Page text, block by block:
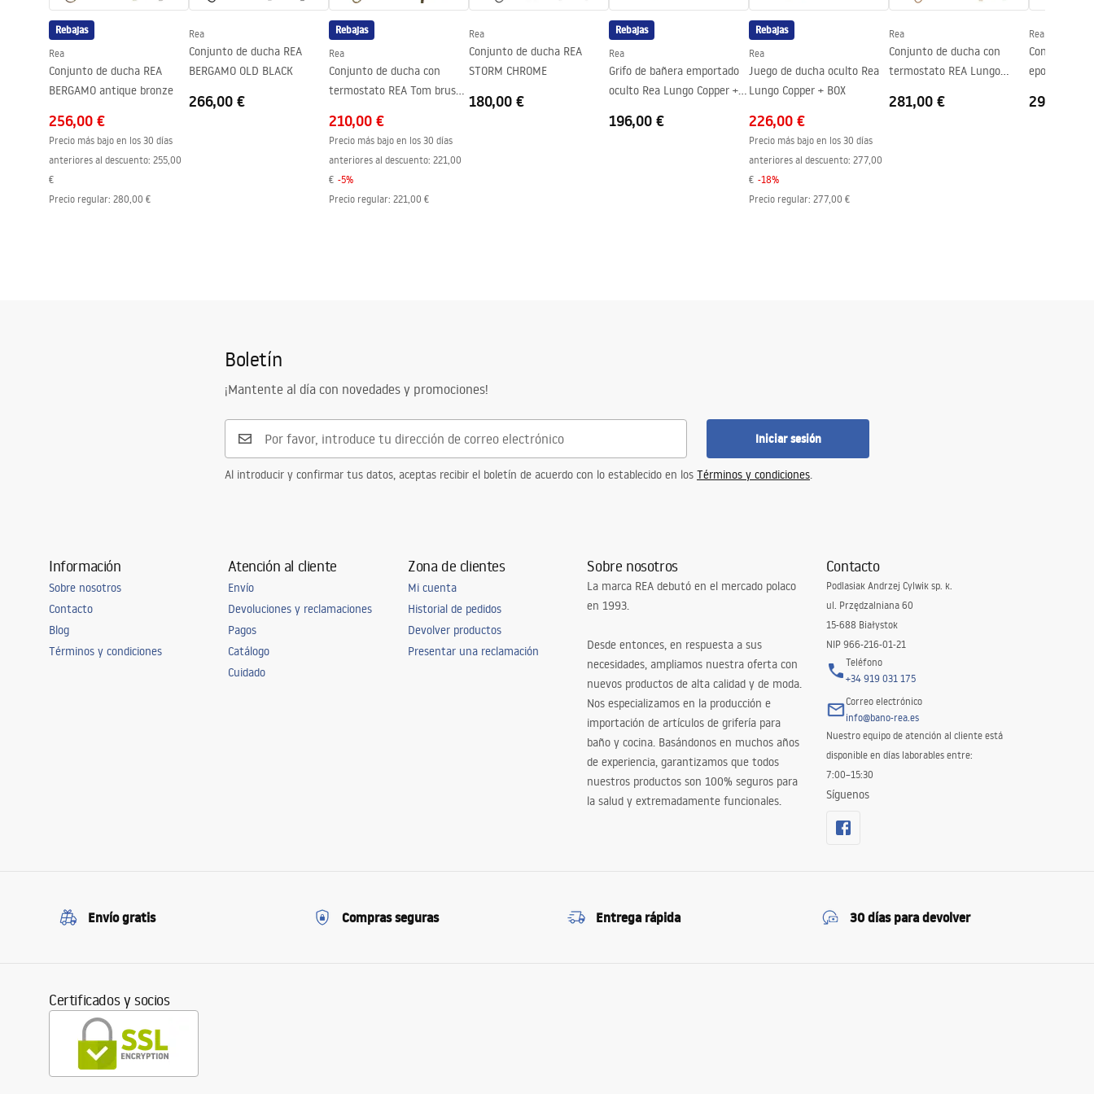
Revestimiento Easy Clean
No
Rebajas
Rea
Conjunto de ducha REA
BERGAMO antique bronze
256,00 €
Precio más bajo en los 30 días
anteriores al descuento: 255,00
€
Precio regular: 280,00 €
Rea
Conjunto de ducha REA
BERGAMO OLD BLACK
266,00 €
Rebajas
Rea
Conjunto de ducha con
termostato REA Tom brush
210,00 €
Precio más bajo en los 30 días
anteriores al descuento: 221,00
€ -5%
Precio regular: 221,00 €
Rea
Conjunto de ducha REA
STORM CHROME
180,00 €
Rebajas
Rea
Grifo de bañera emportado
oculto Rea Lungo Copper +
196,00 €
Rebajas
Rea
Juego de ducha oculto Rea
Lungo Copper + BOX
226,00 €
Precio más bajo en los 30 días
anteriores al descuento: 277,00
€ -18%
Precio regular: 277,00 €
Rea
Conjunto de ducha con
termostato REA Lungo
281,00 €
Rea
Conjunto de
eportado
295,00 €
Boletín
¡Mantente al día con novedades y promociones!
Iniciar sesión
Al introducir y confirmar tus datos, aceptas recibir el boletín de acuerdo con lo establecido en los Términos y condiciones.
Información
Sobre nosotros
Contacto
Blog
Términos y condiciones
Atención al cliente
Envío
Devoluciones y reclamaciones
Pagos
Catálogo
Cuidado
Zona de clientes
Mi cuenta
Historial de pedidos
Devolver productos
Presentar una reclamación
Sobre nosotros
La marca REA debutó en el mercado polaco
en 1993.
Desde entonces, en respuesta a sus
necesidades, ampliamos nuestra oferta con
nuevos productos de alta calidad y de moda.
Nos especializamos en la producción e
importación de artículos de grifería para
baño y cocina. Basándonos en muchos años
de experiencia, garantizamos que todos
nuestros productos son 100% seguros para
la salud y extremadamente funcionales.
Contacto
Podlasiak Andrzej Cylwik sp. k.
ul. Przędzalniana 60
15-688 Białystok
NIP 966-216-01-21
Teléfono
+34 919 031 175
Correo electrónico
info@bano-rea.es
Nuestro equipo de atención al cliente está
disponible en días laborables entre:
7:00–15:30
Síguenos
Envío gratis Compras seguras Entrega rápida 30 días para devolver
Certificados y socios